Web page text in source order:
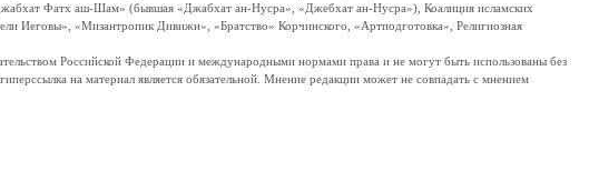
Фатх аш-Шам» (бывшая «Джабхат ан-Нусра», «Джебхат ан-Нусра»), Коалиция исламских
«Мизантропик Дивижн», «Братство» Корчинского, «Артподготовка», Религиозная
Российской Федерации и международными нормами права и не могут быть использованы без
на материал является обязательной. Мнение редакции может не совпадать с мнением